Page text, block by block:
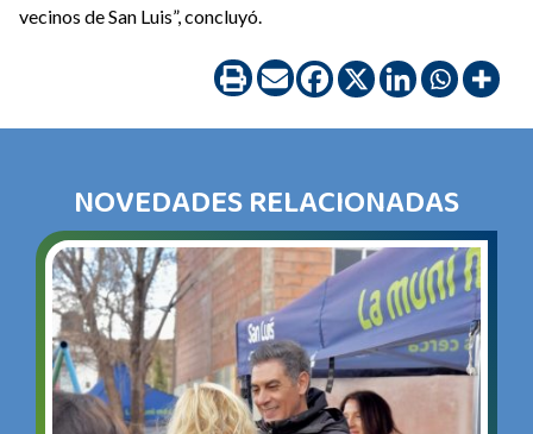
vecinos de San Luis”, concluyó.
NOVEDADES RELACIONADAS